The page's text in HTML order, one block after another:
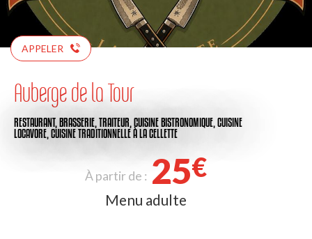
APPELER
Auberge de la Tour
RESTAURANT, BRASSERIE, TRAITEUR, CUISINE BISTRONOMIQUE, CUISINE
LOCAVORE, CUISINE TRADITIONNELLEÀ LA CELLETTE
À partir de : 25€
Menu adulte